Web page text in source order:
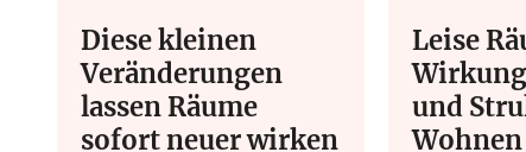
Diese kleinen
Veränderungen
lassen Räume
sofort neuer wirken
Leise
und